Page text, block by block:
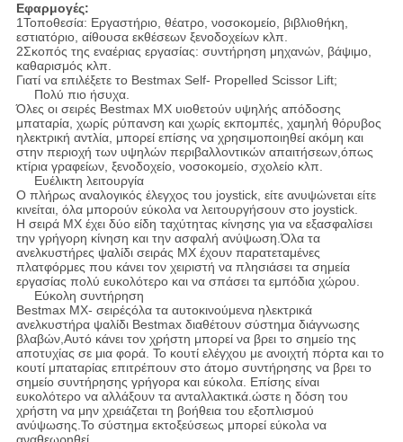
Εφαρμογές:
1Τοποθεσία: Εργαστήριο, θέατρο, νοσοκομείο, βιβλιοθήκη,
εστιατόριο, αίθουσα εκθέσεων ξενοδοχείων κλπ.
2Σκοπός της εναέριας εργασίας: συντήρηση μηχανών, βάψιμο,
καθαρισμός κλπ.
Γιατί να επιλέξετε το Bestmax Self- Propelled Scissor Lift;
Πολύ πιο ήσυχα.
Όλες οι σειρές Bestmax MX υιοθετούν υψηλής απόδοσης
μπαταρία, χωρίς ρύπανση και χωρίς εκπομπές, χαμηλή θόρυβος
ηλεκτρική αντλία, μπορεί επίσης να χρησιμοποιηθεί ακόμη και
στην περιοχή των υψηλών περιβαλλοντικών απαιτήσεων,όπως
κτίρια γραφείων, ξενοδοχείο, νοσοκομείο, σχολείο κλπ.
Ευέλικτη λειτουργία
Ο πλήρως αναλογικός έλεγχος του joystick, είτε ανυψώνεται είτε
κινείται, όλα μπορούν εύκολα να λειτουργήσουν στο joystick.
Η σειρά MX έχει δύο είδη ταχύτητας κίνησης για να εξασφαλίσει
την γρήγορη κίνηση και την ασφαλή ανύψωση.Όλα τα
ανελκυστήρες ψαλίδι σειράς MX έχουν παρατεταμένες
πλατφόρμες που κάνει τον χειριστή να πλησιάσει τα σημεία
εργασίας πολύ ευκολότερο και να σπάσει τα εμπόδια χώρου.
Εύκολη συντήρηση
Bestmax MX- σειρέςόλα τα αυτοκινούμενα ηλεκτρικά
ανελκυστήρα ψαλίδι Bestmax διαθέτουν σύστημα διάγνωσης
βλαβών,Αυτό κάνει τον χρήστη μπορεί να βρει το σημείο της
αποτυχίας σε μια φορά. Το κουτί ελέγχου με ανοιχτή πόρτα και το
κουτί μπαταρίας επιτρέπουν στο άτομο συντήρησης να βρει το
σημείο συντήρησης γρήγορα και εύκολα. Επίσης είναι
ευκολότερο να αλλάξουν τα ανταλλακτικά.ώστε η δόση του
χρήστη να μην χρειάζεται τη βοήθεια του εξοπλισμού
ανύψωσης.Το σύστημα εκτοξεύσεως μπορεί εύκολα να